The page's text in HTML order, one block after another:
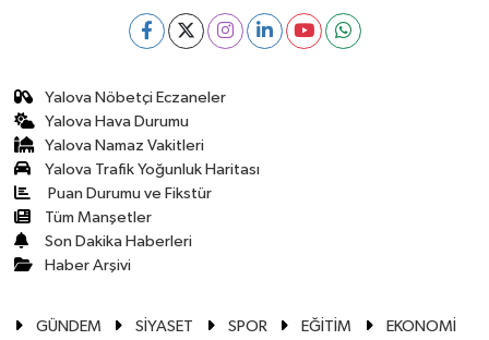
Yalova Nöbetçi Eczaneler
Yalova Hava Durumu
Yalova Namaz Vakitleri
Yalova Trafik Yoğunluk Haritası
Puan Durumu ve Fikstür
Tüm Manşetler
Son Dakika Haberleri
Haber Arşivi
GÜNDEM SİYASET SPOR EĞİTİM
EKONOMİ